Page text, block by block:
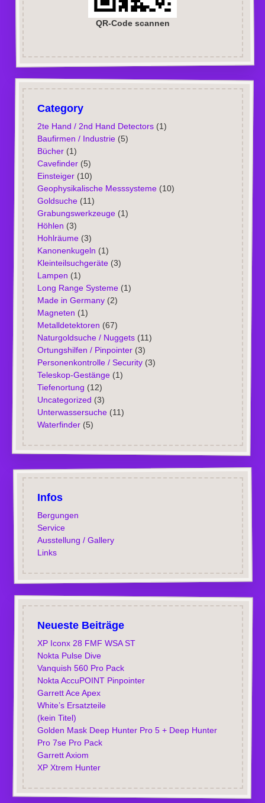
QR-Code scannen
Category
2te Hand / 2nd Hand Detectors(1)
Baufirmen / Industrie(5)
Bücher(1)
Cavefinder(5)
Einsteiger(10)
Geophysikalische Messsysteme(10)
Goldsuche(11)
Grabungswerkzeuge(1)
Höhlen (3)
Hohlräume(3)
Kanonenkugeln (1)
Kleinteilsuchgeräte(3)
Lampen (1)
Long Range Systeme(1)
Made in Germany(2)
Magneten (1)
Metalldetektoren (67)
Naturgoldsuche / Nuggets(11)
Ortungshilfen / Pinpointer(3)
Personenkontrolle / Security(3)
Teleskop-Gestänge(1)
Tiefenortung (12)
Uncategorized (3)
Unterwassersuche(11)
Waterfinder(5)
Infos
Bergungen
Service
Ausstellung / Gallery
Links
Neueste Beiträge
XP Iconx 28 FMF WSA ST
Nokta Pulse Dive
Vanquish 560 Pro Pack
Nokta AccuPOINT Pinpointer
Garrett Ace Apex
White’s Ersatzteile
(kein Titel)
Golden Mask Deep Hunter Pro 5 + Deep Hunter
Pro 7se Pro Pack
Garrett Axiom
XP Xtrem Hunter